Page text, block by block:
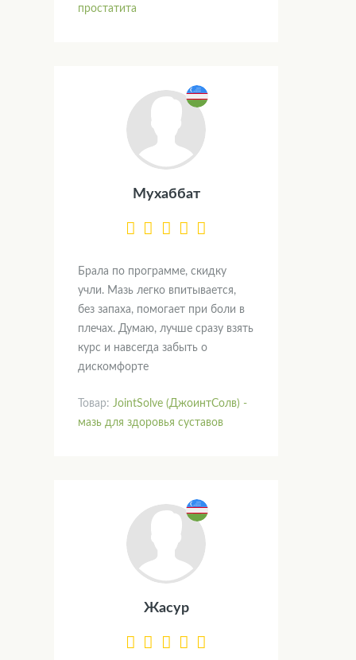
простатита
Мухаббат
Брала по программе, скидку
учли. Мазь легко впитывается,
без запаха, помогает при боли в
плечах. Думаю, лучше сразу взять
курс и навсегда забыть о
дискомфорте
Товар: JointSolve (ДжоинтСолв) -
мазь для здоровья суставов
Жасур